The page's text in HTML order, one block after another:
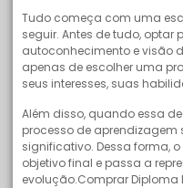
Tudo começa com uma
seguir. Antes de tudo, optar
autoconhecimento e visão
apenas de escolher uma
seus interesses, suas
Além disso, quando essa
processo de aprendizagem
significativo. Dessa forma,
objetivo final e passa a
evolução.Comprar Diploma